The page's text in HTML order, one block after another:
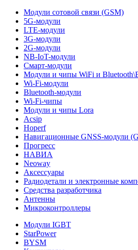
Модули сотовой связи (GSM)
5G-модули
LTE-модули
3G-модули
2G-модули
NB-IoT-модули
Смарт-модули
Модули и чипы WiFi и
Wi-Fi-модули
Bluetooth-модули
Wi-Fi-чипы
Модули и чипы Lora
Acsip
Hoperf
Навигационные GNSS-модули
Прогресс
НАВИА
Neoway
Аксессуары
Радиодетали и электронные
Средства разработчика
Антенны
Микроконтроллеры
Модули IGBT
StarPower
BYSM